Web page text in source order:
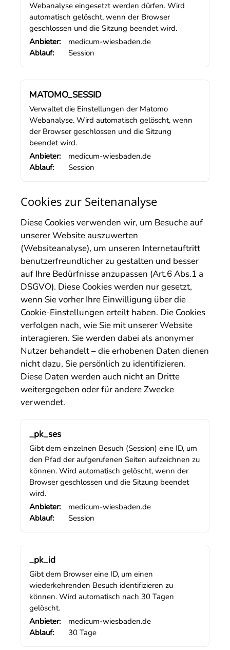
Webanalyse eingesetzt werden dürfen. Wird
automatisch gelöscht, wenn der Browser
geschlossen und die Sitzung beendet wird.
Anbieter:
medicum-wiesbaden.de
Ablauf:
Session
MATOMO_SESSID
Verwaltet die Einstellungen der Matomo
Webanalyse. Wird automatisch gelöscht, wenn
der Browser geschlossen und die Sitzung
beendet wird.
Anbieter:
medicum-wiesbaden.de
Ablauf:
Session
Cookies zur Seitenanalyse
Diese Cookies verwenden wir, um Besuche auf
unserer Website auszuwerten
(Websiteanalyse), um unseren Internetauftritt
benutzerfreundlicher zu gestalten und besser
auf Ihre Bedürfnisse anzupassen (Art.6 Abs.1 a
DSGVO). Diese Cookies werden nur gesetzt,
wenn Sie vorher Ihre Einwilligung über die
Cookie-Einstellungen erteilt haben. Die Cookies
verfolgen nach, wie Sie mit unserer Website
interagieren. Sie werden dabei als anonymer
Nutzer behandelt – die erhobenen Daten dienen
nicht dazu, Sie persönlich zu identifizieren.
Diese Daten werden auch nicht an Dritte
weitergegeben oder für andere Zwecke
verwendet.
_pk_ses
Gibt dem einzelnen Besuch (Session) eine ID, um
den Pfad der aufgerufenen Seiten aufzeichnen zu
können. Wird automatisch gelöscht, wenn der
Browser geschlossen und die Sitzung beendet
wird.
Anbieter:
medicum-wiesbaden.de
Ablauf:
Session
_pk_id
Gibt dem Browser eine ID, um einen
wiederkehrenden Besuch identifizieren zu
können. Wird automatisch nach 30 Tagen
gelöscht.
Anbieter:
medicum-wiesbaden.de
Ablauf:
30 Tage